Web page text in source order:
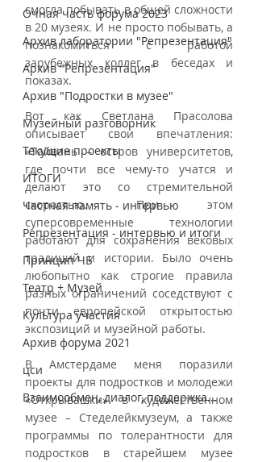
Очная часть форума 2023
Архив лаборатории "Репрезентация"
Архив "Репрезентация"
Архив "Подростки в музее"
Музейный разговорник
Текущие проекты
ИТОГИ
Частная память - интервью
Репрезентация - интервью и итоги
Принцип ЧБ
Театр + Музей
Культура участия
Архив форума 2021
цси
Взаимообмен, диалог, поддержка...
смогла побывать в общей сложности
в 20 музеях. И не просто побывать, а
познакомиться с работой
зарубежных коллег в беседах и
показах.
Вот как Светлана Прасолова
описывает свои впечатления:
«Тайвань – остров университетов,
где почти все чему-то учатся и
делают это со стремительной
скоростью. При этом
суперсовременные технологии
работают для сохранения вековых
традиций и истории. Было очень
любопытно как строгие правила
разных ограничений соседствуют с
почти европейской открытостью
экспозиций и музейной работы.
В Амстердаме меня поразили
проекты для подростков и молодежи
«Открывашки» в художественном
музее – Стеделейкмузеум, а также
программы по толерантности для
подростков в старейшем музее